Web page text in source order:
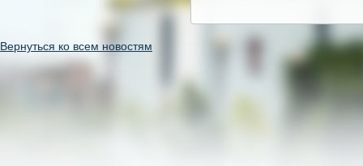
Вернуться ко всем новостям